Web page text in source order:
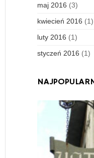
maj 2016 (3)
kwiecień 2016 (1)
luty 2016 (1)
styczeń 2016 (1)